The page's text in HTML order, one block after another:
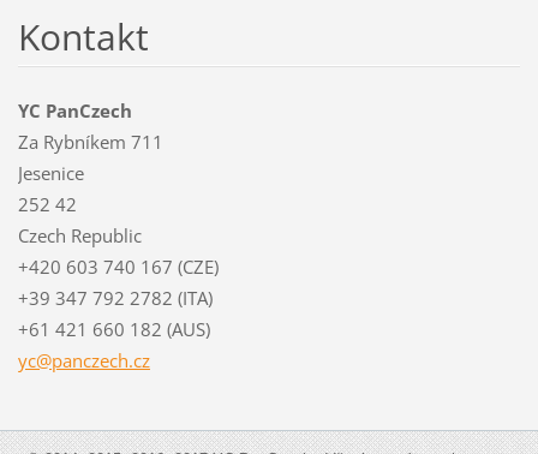
Kontakt
YC PanCzech
Za Rybníkem 711
Jesenice
252 42
Czech Republic
+420 603 740 167 (CZE)
+39 347 792 2782 (ITA)
+61 421 660 182 (AUS)
yc@panczech.cz